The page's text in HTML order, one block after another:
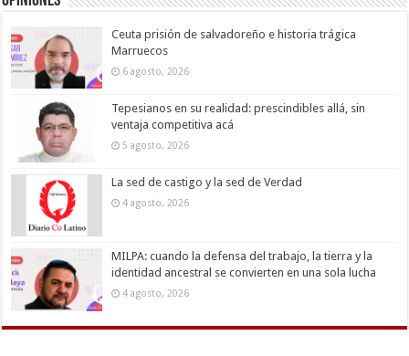
Ceuta prisión de salvadoreño e historia trágica
Marruecos
6 agosto, 2026
Tepesianos en su realidad: prescindibles allá, sin
ventaja competitiva acá
5 agosto, 2026
La sed de castigo y la sed de Verdad
4 agosto, 2026
MILPA: cuando la defensa del trabajo, la tierra y la
identidad ancestral se convierten en una sola lucha
4 agosto, 2026